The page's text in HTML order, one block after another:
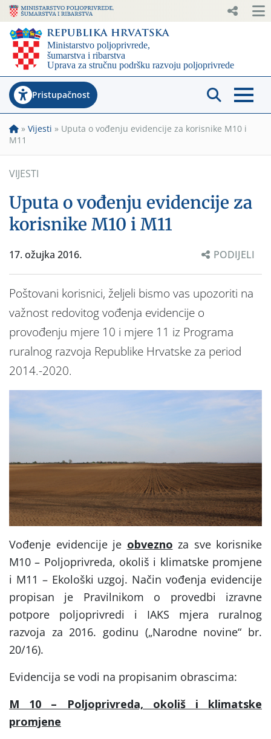
Pristupačnost
» Vijesti » Uputa o vođenju evidencije za korisnike M10 i
M11
VIJESTI
Uputa o vođenju evidencije za
korisnike M10 i M11
17. ožujka 2016. PODIJELI
Poštovani korisnici, željeli bismo vas upozoriti na
važnost redovitog vođenja evidencije o
provođenju mjere 10 i mjere 11 iz Programa
ruralnog razvoja Republike Hrvatske za period
2014.-2020.
Vođenje evidencije je obvezno za sve korisnike
M10 – Poljoprivreda, okoliš i klimatske promjene
i M11 – Ekološki uzgoj. Način vođenja evidencije
propisan je Pravilnikom o provedbi izravne
potpore poljoprivredi i IAKS mjera ruralnog
razvoja za 2016. godinu („Narodne novine“ br.
20/16).
Evidencija se vodi na propisanim obrascima:
M 10 – Poljoprivreda, okoliš i klimatske
promjene